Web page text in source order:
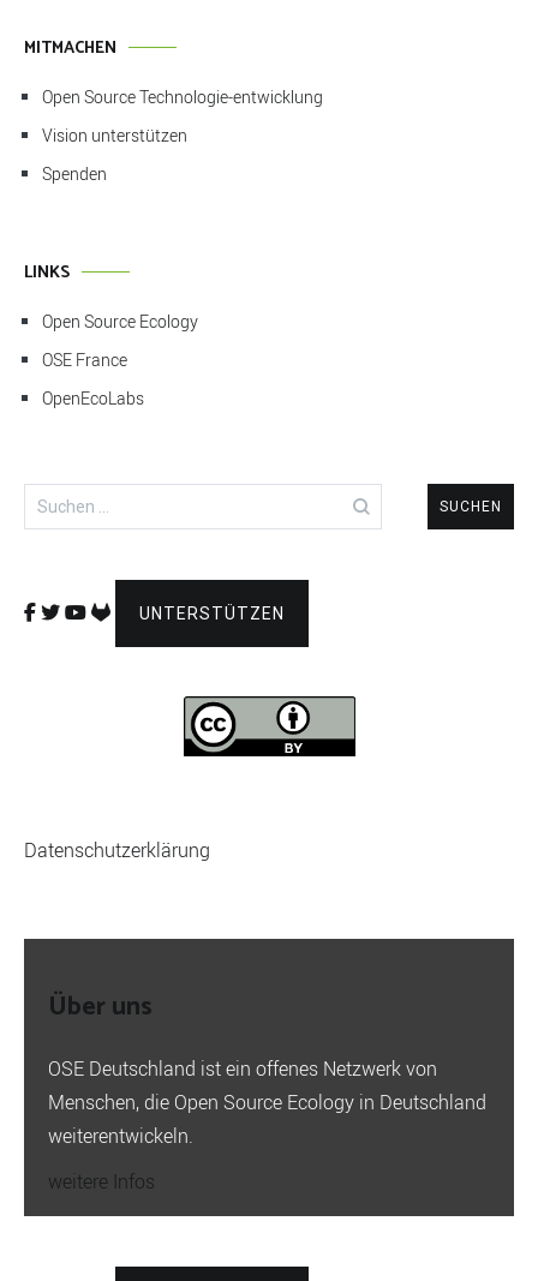
MITMACHEN
Open Source Technologie-entwicklung
Vision unterstützen
Spenden
LINKS
Open Source Ecology
OSE France
OpenEcoLabs
nach:
UNTERSTÜTZEN
Datenschutzerklärung
Über uns
OSE Deutschland ist ein offenes Netzwerk von
Menschen, die Open Source Ecology in Deutschland
weiterentwickeln.
weitere Infos